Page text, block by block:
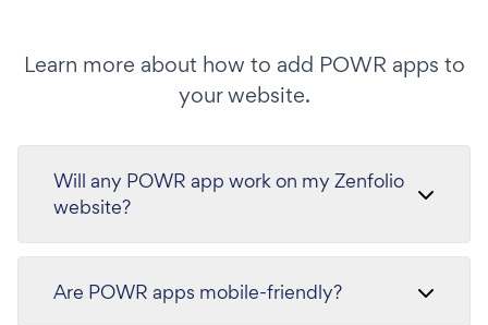
Learn more about how to add POWR apps to
your website.
Will any POWR app work on my Zenfolio
website?
Are POWR apps mobile-friendly?